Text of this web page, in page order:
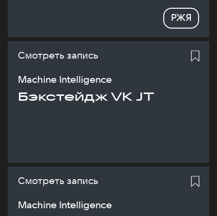
РЖЯ
Смотреть запись
Machine Intelligence
Бэкстейдж VK JT
Смотреть запись
Machine Intelligence